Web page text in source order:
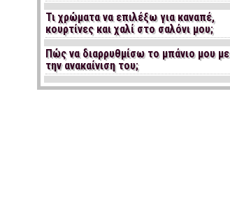
Τι χρώματα να επιλέξω για καναπέ,
κουρτίνες και χαλί στο σαλόνι μου;
Πώς να διαρρυθμίσω το μπάνιο μου με
την ανακαίνιση του;